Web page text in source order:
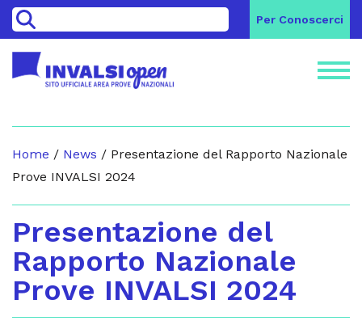
> Per Conoscerci
Home / News / Presentazione del Rapporto Nazionale
Prove INVALSI 2024
Presentazione del
Rapporto Nazionale
Prove INVALSI 2024